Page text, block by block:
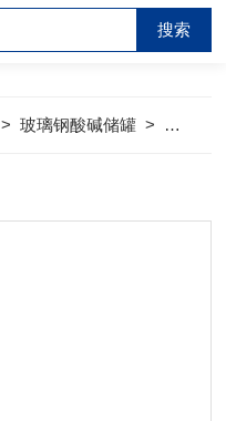
>玻璃钢酸碱储罐 > 玻璃钢